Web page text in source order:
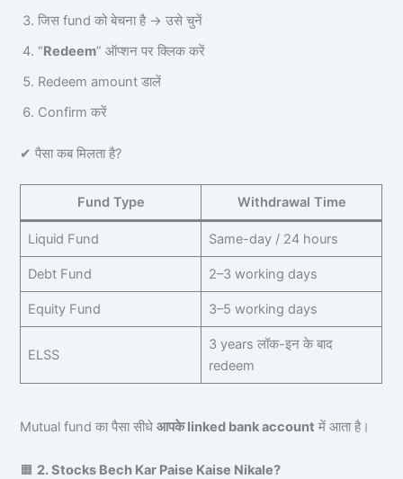
जिस fund को बेचना है → उसे चुनें
“Redeem” ऑप्शन पर क्लिक करें
Redeem amount डालें
Confirm करें
✔ पैसा कब मिलता है?
Fund Type Withdrawal Time
Liquid Fund Same-day / 24 hours
Debt Fund 2–3 working days
Equity Fund 3–5 working days
ELSS
3 years लॉक-इन के बाद
redeem
Mutual fund का पैसा सीधेआपके linked bank account में आता है।
🟧 2. Stocks Bech Kar Paise Kaise Nikale?